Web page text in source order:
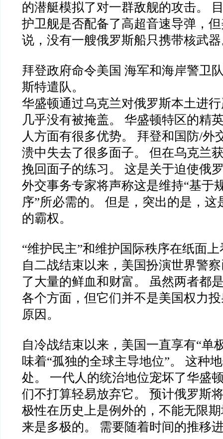
的潜艇模拟了对一群敌舰的攻击。
护卫舰是否配备了高超音速导弹，
说，没有一艘俄罗斯船只携带核武
拜登政府命令美国 海军和海岸警卫
斯特遣队。
华盛顿通过乌克兰对俄罗斯本土进
几乎没有被掩盖。 华盛顿特区的精
人方面有很多优势。 拜登和国防/外
溃中失去了很多面子。 但在乌克兰
挽回面子的练习。 这是关于迫使俄
外交事务专家将声称这是维持“基于
序”所必需的。 但是，突出的是，这
的霸权。
“维护民主”和维护国际秩序在纸面
自二战结束以来，美国扮演世界警
了大量的鲜血和财富。 虽然两者都
各个方面，但它们并不是美国权力
原因。
自冷战结束以来，美国一直享有“单
味着“孤独的全球主导地位”。 这种
处。 一代人的统治地位宠坏了华盛
们不打算轻易放弃它。 预计俄罗斯
极性在历史上是例外的，不能无限
来是多极的。 需要随着时间的推移